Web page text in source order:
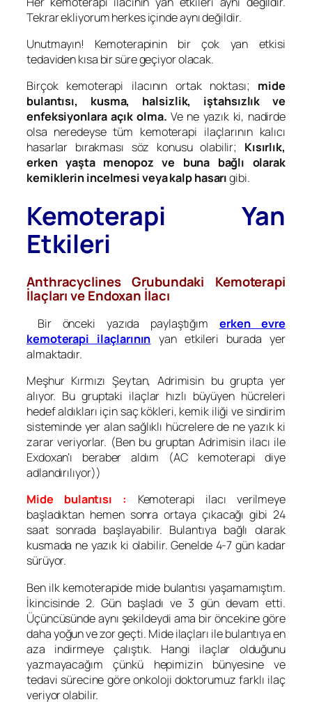
Tekrar ekliyorum herkes içinde aynı değildir.
Unutmayın! Kemoterapinin bir çok yan etkisi
tedaviden kısa bir süre geçiyor olacak.
Birçok kemoterapi ilacının ortak noktası; mide
bulantısı, kusma, halsizlik, iştahsızlık ve
enfeksiyonlara açık olma. Ve ne yazık ki, nadirde
olsa neredeyse tüm kemoterapi ilaçlarının kalıcı
hasarlar bırakması söz konusu olabilir;
Kısırlık,
erken yaşta menopoz ve buna bağlı olarak
kemiklerin incelmesi veya kalp hasarıgibi.
Kemoterapi Yan
Etkileri
Anthracyclines Grubundaki Kemoterapi
İlaçları veEndoxan İlacı
Bir önceki yazıda paylaştığım erken evre
kemoterapi ilaçlarının yan etkileri burada yer
almaktadır.
Meşhur Kırmızı Şeytan, Adrimisin bu grupta yer
alıyor. Bu gruptaki ilaçlar hızlı büyüyen hücreleri
hedef aldıkları için saç kökleri, kemik iliği ve sindirim
sisteminde yer alan sağlıklı hücrelere de ne yazık ki
zarar veriyorlar. (Ben bu gruptan Adrimisin ilacı ile
Exdoxan’ı beraber aldım (AC kemoterapi diye
adlandırılıyor))
Mide bulantısı :
Kemoterapi ilacı verilmeye
başladıktan hemen sonra ortaya çıkacağı gibi 24
saat sonrada başlayabilir. Bulantıya bağlı olarak
kusmada ne yazık ki olabilir. Genelde 4-7 gün kadar
sürüyor.
Ben ilk kemoterapide mide bulantısı yaşamamıştım.
İkincisinde 2. Gün başladı ve 3 gün devam etti.
Üçüncüsünde aynı şekildeydi ama bir öncekine göre
daha yoğun ve zor geçti. Mide ilaçları ile bulantıya en
aza indirmeye çalıştık. Hangi ilaçlar olduğunu
yazmayacağım çünkü hepimizin bünyesine ve
tedavi sürecine göre onkoloji doktorumuz farklı ilaç
veriyor olabilir.